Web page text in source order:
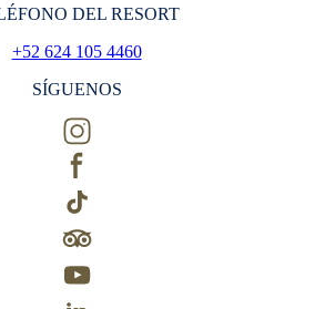
DEL RESORT
+52 624 105 4460
SÍGUENOS